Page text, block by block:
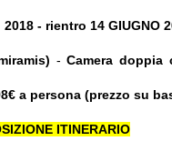
- rientro 14 GIUGNO
-Camera doppia
a persona (prezzo su
ITINERARIO